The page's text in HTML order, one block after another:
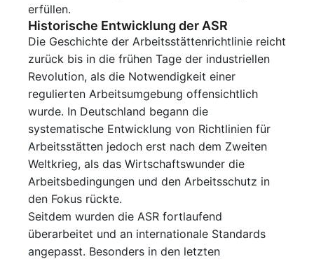
erfüllen.
Historische Entwicklung der ASR
Die Geschichte der Arbeitsstättenrichtlinie reicht
zurück bis in die frühen Tage der industriellen
Revolution, als die Notwendigkeit einer
regulierten Arbeitsumgebung offensichtlich
wurde. In Deutschland begann die
systematische Entwicklung von Richtlinien für
Arbeitsstätten jedoch erst nach dem Zweiten
Weltkrieg, als das Wirtschaftswunder die
Arbeitsbedingungen und den Arbeitsschutz in
den Fokus rückte.
Seitdem wurden die ASR fortlaufend
überarbeitet und an internationale Standards
angepasst. Besonders in den letzten